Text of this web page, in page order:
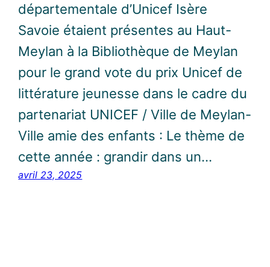
départementale d’Unicef Isère
Savoie étaient présentes au Haut-
Meylan à la Bibliothèque de Meylan
pour le grand vote du prix Unicef de
littérature jeunesse dans le cadre du
partenariat UNICEF / Ville de Meylan-
Ville amie des enfants : Le thème de
cette année : grandir dans un…
avril 23, 2025